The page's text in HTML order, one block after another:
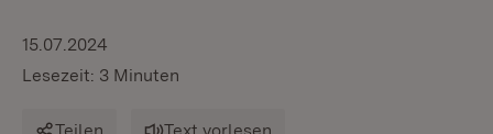
15.07.2024
Lesezeit: 3 Minuten